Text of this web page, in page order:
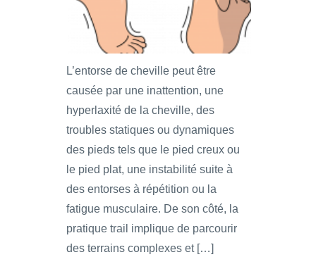
L’entorse de cheville peut être
causée par une inattention, une
hyperlaxité de la cheville, des
troubles statiques ou dynamiques
des pieds tels que le pied creux ou
le pied plat, une instabilité suite à
des entorses à répétition ou la
fatigue musculaire. De son côté, la
pratique trail implique de parcourir
des terrains complexes et […]